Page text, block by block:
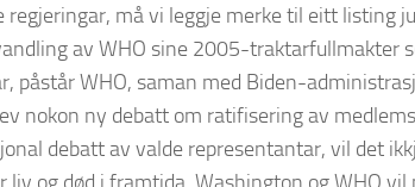
regjeringar, må vi leggje merke til eitt listing
av WHO sine 2005-traktarfullmakter
påstår WHO, saman med Biden-
nokon ny debatt om ratifisering av
debatt av valde representantar, vil det